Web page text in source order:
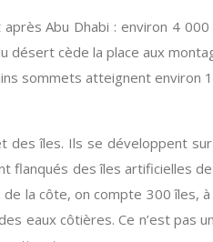
Abu Dhabi : environ 4
cède la place aux
sommets atteignent environ
îles. Ils se développent
des îles artificielles
la côte, on compte 300 îles,
côtières. Ce n’est pas